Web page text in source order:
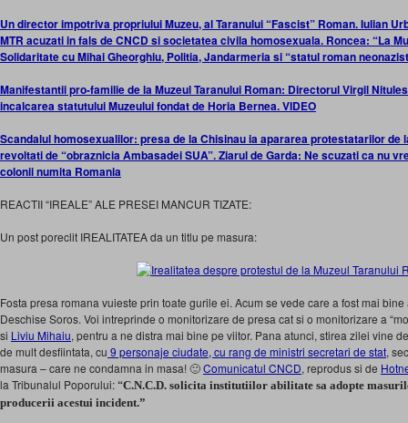
Un director impotriva propriului Muzeu, al Taranului “Fascist” Roman. Iulian
MTR acuzati in fals de CNCD si societatea civila homosexuala. Roncea: “La
Solidaritate cu Mihai Gheorghiu, Politia, Jandarmeria si “statul roman
Manifestantii pro-familie de la Muzeul Taranului Roman: Directorul Virgil
incalcarea statutului Muzeului fondat de Horia Bernea. VIDEO
Scandalul homosexualilor: presa de la Chisinau ia apararea protestatarilor de
revoltati de “obraznicia Ambasadei SUA”. Ziarul de Garda: Ne scuzati ca nu
colonii numita Romania
REACTII “IREALE” ALE PRESEI MANCUR TIZATE:
Un post poreclit IREALITATEA da un titlu pe masura:
Fosta presa romana vuieste prin toate gurile ei. Acum se vede care a fost mai
Deschise Soros. Voi intreprinde o monitorizare de presa cat si o monitorizare a
si Liviu Mihaiu, pentru a ne distra mai bine pe viitor. Pana atunci, stirea zilei vine
de mult desfiintata, cu 9 personaje ciudate, cu rang de ministri secretari de stat,
masura – care ne condamna in masa! 🙂Comunicatul CNCD, reprodus si de
la Tribunalul Poporului:“C.N.C.D. solicita institutiilor abilitate sa adopte
producerii acestui incident.”